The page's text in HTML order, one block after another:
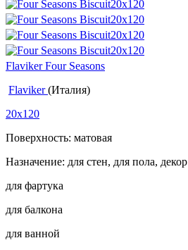
Flaviker Four Seasons
Flaviker(Италия)
20x120
Поверхность: матовая
Назначение: для стен, для пола, декор
для фартука
для балкона
для ванной